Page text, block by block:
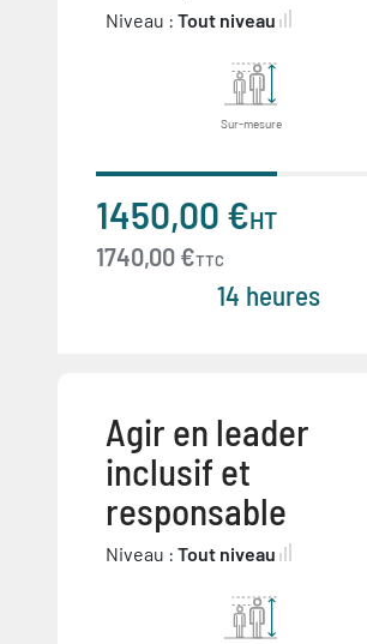
Niveau : Tout niveau
Sur-mesure
1450,00 €HT
1740,00 €TTC
14 heures
Agir en leader
inclusif et
responsable
Niveau : Tout niveau